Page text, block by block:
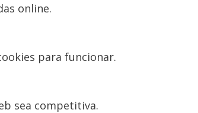
online.
para funcionar.
sea competitiva.